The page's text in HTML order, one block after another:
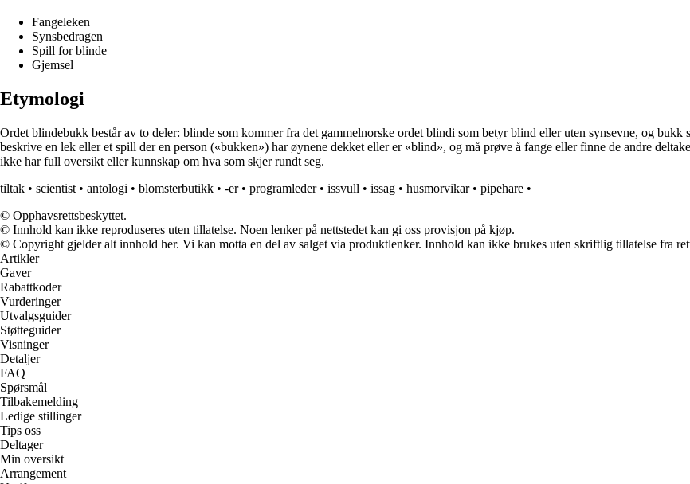
Fangeleken
Synsbedragen
Spill for blinde
Gjemsel
Etymologi
Ordet blindebukk består av to deler: blinde som kommer fra det gammelnorske ordet blindi som betyr blind eller uten synsevne, og
beskrive en lek eller et spill der en person («bukken») har øynene dekket eller er «blind», og må prøve å fange eller finne de andre
ikke har full oversikt eller kunnskap om hva som skjer rundt seg.
tiltak • scientist • antologi • blomsterbutikk • -er• programleder• issvull • issag • husmorvikar• pipehare •
© Opphavsrettsbeskyttet.
© Innhold kan ikke reproduseres uten tillatelse. Noen lenker på nettstedet kan gi oss provisjon på kjøp.
© Copyright gjelder alt innhold her. Vi kan motta en del av salget via produktlenker. Innhold kan ikke brukes uten skriftlig tillatelse fra
Artikler
Gaver
Rabattkoder
Vurderinger
Utvalgsguider
Støtteguider
Visninger
Detaljer
FAQ
Spørsmål
Tilbakemelding
Ledige stillinger
Tips oss
Deltager
Min oversikt
Arrangement